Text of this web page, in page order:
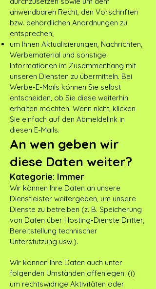
anwendbaren Recht, den Vorschriften
bzw. behördlichen Anordnungen zu
entsprechen;
um Ihnen Aktualisierungen, Nachrichten,
Werbematerial und sonstige
Informationen im Zusammenhang mit
unseren Diensten zu übermitteln. Bei
Werbe-E-Mails können Sie selbst
entscheiden, ob Sie diese weiterhin
erhalten möchten. Wenn nicht, klicken
Sie einfach auf den Abmeldelink in
diesen E-Mails.
An wen geben wir
diese Daten weiter?
Kategorie: Immer
Wir können Ihre Daten an unsere
Dienstleister weitergeben, um unsere
Dienste zu betreiben (z. B. Speicherung
von Daten über Hosting-Dienste Dritter,
Bereitstellung technischer
Unterstützung usw.).
Wir können Ihre Daten auch unter
folgenden Umständen offenlegen: (i)
um rechtswidrige Aktivitäten oder